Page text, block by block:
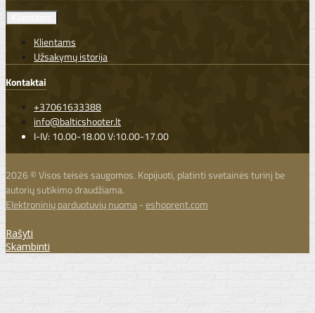
Klientams
Užsakymų istorija
Kontaktai
+37061633388
info@balticshooter.lt
I-IV: 10.00-18.00 V:10.00-17.00
2026 © Visos teisės saugomos. Kopijuoti, platinti svetainės turinį be
autorių sutikimo draudžiama.
Elektroninių parduotuvių nuoma-eshoprent.com
Rašyti
Skambinti